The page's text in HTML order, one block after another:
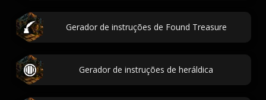
Gerador de instruções de Found Treasure
Gerador de instruções de heráldica